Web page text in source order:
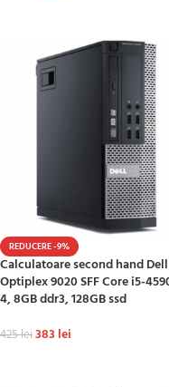
REDUCERE -9%
Calculatoare second hand Dell
Optiplex 9020 SFF Core i5-
4, 8GB ddr3, 128GB ssd
425lei383 lei